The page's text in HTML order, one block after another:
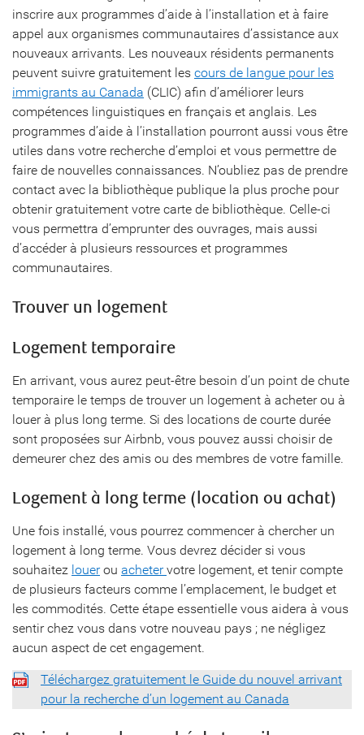
inscrire aux programmes d’aide à l’installation et à faire
appel aux organismes communautaires d’assistance aux
nouveaux arrivants. Les nouveaux résidents permanents
peuvent suivre gratuitement les cours de langue pour les
immigrants au Canada (CLIC) afin d’améliorer leurs
compétences linguistiques en français et anglais. Les
programmes d’aide à l’installation pourront aussi vous être
utiles dans votre recherche d’emploi et vous permettre de
faire de nouvelles connaissances. N’oubliez pas de prendre
contact avec la bibliothèque publique la plus proche pour
obtenir gratuitement votre carte de bibliothèque. Celle-ci
vous permettra d’emprunter des ouvrages, mais aussi
d’accéder à plusieurs ressources et programmes
communautaires.
Trouver un logement
Logement temporaire
En arrivant, vous aurez peut-être besoin d’un point de chute
temporaire le temps de trouver un logement à acheter ou à
louer à plus long terme. Si des locations de courte durée
sont proposées sur Airbnb, vous pouvez aussi choisir de
demeurer chez des amis ou des membres de votre famille.
Logement à long terme (location ou achat)
Une fois installé, vous pourrez commencer à chercher un
logement à long terme. Vous devrez décider si vous
souhaitez louerou achetervotre logement, et tenir compte
de plusieurs facteurs comme l’emplacement, le budget et
les commodités. Cette étape essentielle vous aidera à vous
sentir chez vous dans votre nouveau pays ; ne négligez
aucun aspect de cet engagement.
Téléchargez gratuitement le Guide du nouvel arrivant
pour la recherche d’un logement au Canada